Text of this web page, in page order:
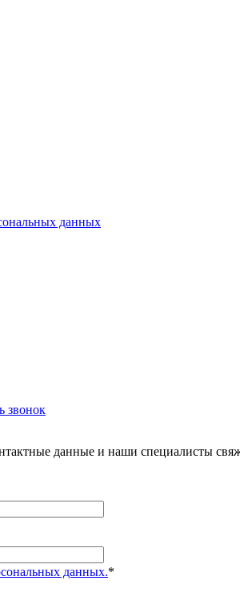
данных
звонок
данные и наши специалисты
данных.*